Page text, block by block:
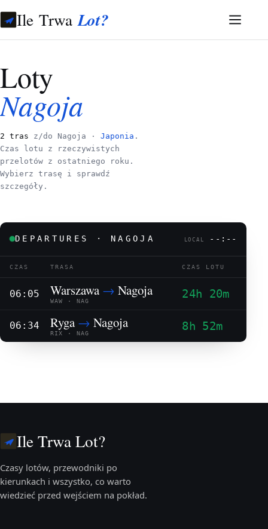
Ile TrwaLot?
Loty
Nagoja
2 tras z/do Nagoja · Japonia .
Czas lotu z rzeczywistych
przelotów z ostatniego roku.
Wybierz trasę i sprawdź
szczegóły.
DEPARTURES · NAGOJA LOCAL --:--
CZAS TRASA CZAS LOTU
06:05 Warszawa → Nagoja
WAW · NAG
24h 20m
06:34 Ryga → Nagoja
RIX · NAG
8h 52m
Ile Trwa Lot?
Czasy lotów, przewodniki po
kierunkach i wszystko, co warto
wiedzieć przed wejściem na pokład.